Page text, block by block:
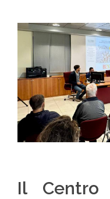
Il Centro